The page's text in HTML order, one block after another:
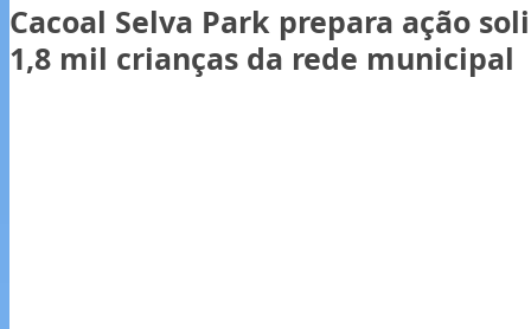
Cacoal Selva Park prepara ação
1,8 mil crianças da rede municipal